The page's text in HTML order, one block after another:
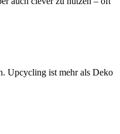
Upcycling ist mehr als Deko